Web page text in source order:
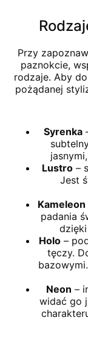
Przy
paznokcie,
rodzaje. Aby
pożądanej
Syrenka
Lustro –
Jest
Kameleon
padania
Holo–
tęczy.
Neon –
widać go